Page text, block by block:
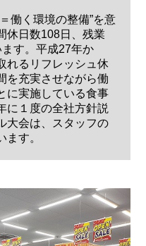
働く環境の整備”を意
休日数108日、残業
す。平成27年か
れるリフレッシュ休
を充実させながら働
に実施している食事
に１度の全社方針説
大会は、スタッフの
す。